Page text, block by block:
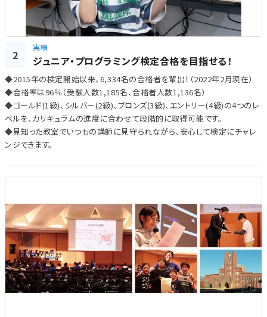
2
実績
ジュニア・プログラミング検定合格を目指せる！
◆2015年の検定開始以来、6,334名の合格者を輩出！（2022年2月現在）
◆合格率は96％（受験人数1,185名、合格者人数1,136名）
◆ゴールド(1級)、シルバー(2級)、ブロンズ(3級)、エントリー(4級)の4つのレ
ベルを、カリキュラムの進度に合わせて段階的に取得可能です。
◆見知った教室でいつもの講師に見守られながら、安心して検定にチャレ
ンジできます。